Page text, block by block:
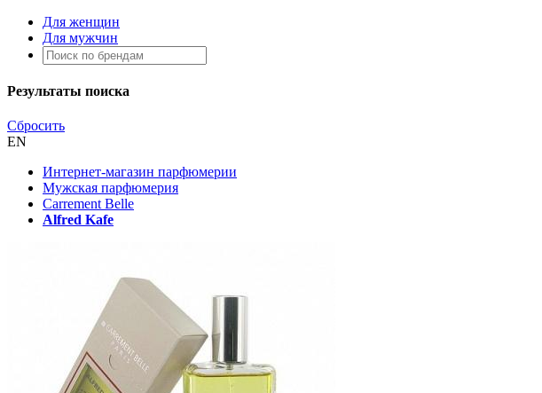
Для женщин
Для мужчин
Результаты поиска
Сбросить
EN
Интернет-магазин парфюмерии
Мужская парфюмерия
Carrement Belle
Alfred Kafe